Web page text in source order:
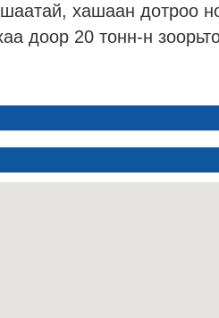
хашаан дотроо
доор 20 тонн-н